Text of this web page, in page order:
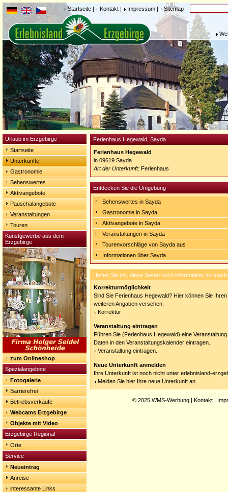
Startseite | Kontakt | Impressum | Sitemap
Urlaub im Erzgebirge
Startseite
Unterkünfte
Gastronomie
Sehenswertes
Aktivangebote
Pauschalangebote
Veranstaltungen
Touren
Kunstgewerbe aus dem
Erzgebirge
zum Onlineshop
Spezialangebote
Fotogalerie
Barrierefrei
Betriebsverkäufe
Webcams Erzgebirge
Objekte mit Video
Erzgebirge Regional
Orte
Service
Neueintrag
Anreise
interessante Links
Ferienhaus Hegewald, Sayda
Ferienhaus Hegewald
in 09619 Sayda
Art der Unterkunft: Ferienhaus
Entdecken Sie die Umgebung
Sehenswertes in Sayda
Gastronomie in Sayda
Aktivangebote in Sayda
Veranstaltungen in Sayda
Tourenvorschläge von Sayda aus
Informationen über Sayda
Helfen Sie mit, diese Seiten noch informativer zu
Korrekturmöglichkeit
Sind Sie Ferienhaus Hegewald? Hier können Sie
weiteren Angaben versehen.
Korrektur
Veranstaltung eintragen
Führen Sie (Ferienhaus Hegewald) eine
Daten in den Veranstaltungskalender eintragen.
Veranstaltung eintragen.
Neue Unterkunft anmelden
Ihre Unterkunft ist noch nicht unter erlebnisland-
Melden Sie hier Ihre neue Unterkunft an.
© 2025 WMS-Werbung | Kontakt |